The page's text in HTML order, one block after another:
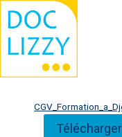
Aller
au
contenu
Télécharger